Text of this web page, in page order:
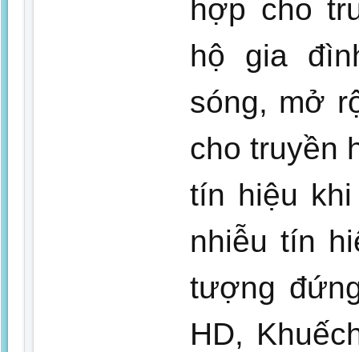
hợp cho
hộ gia
sóng, mở
cho truyền
tín hiệu
nhiễu tín
tượng
HD,